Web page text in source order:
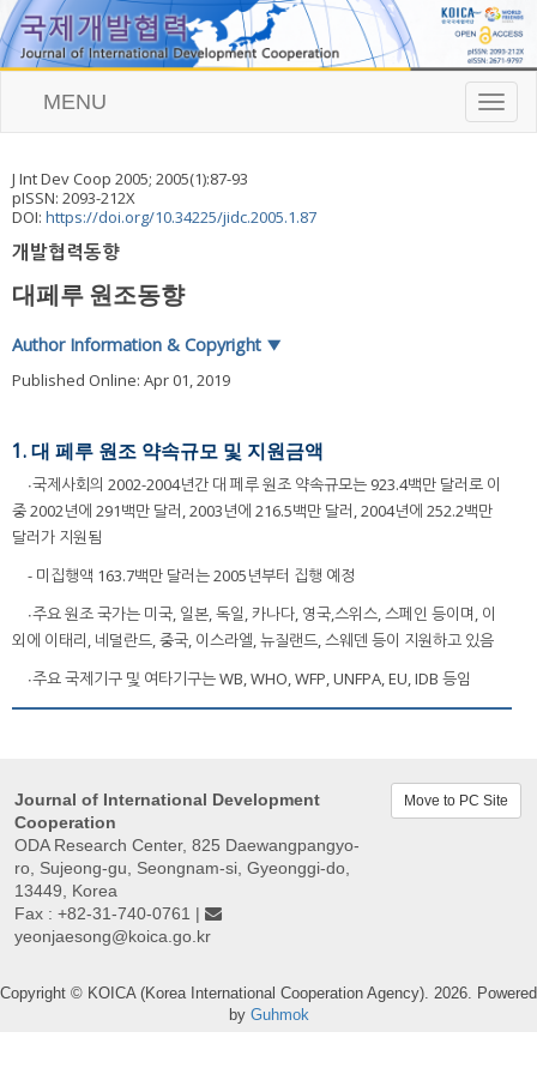
T
o
MENU
J Int Dev Coop 2005; 2005(1):87-93
pISSN: 2093-212X
DOI: https://doi.org/10.34225/jidc.2005.1.87
개발협력동향
대페루 원조동향
Author Information & Copyright ▼
Published Online: Apr 01, 2019
1. 대 페루 원조 약속규모 및 지원금액
∙국제사회의 2002-2004년간 대 페루 원조 약속규모는 923.4백만 달러로 이
중 2002년에 291백만 달러, 2003년에 216.5백만 달러, 2004년에 252.2백만
달러가 지원됨
- 미집행액 163.7백만 달러는 2005년부터 집행 예정
∙주요 원조 국가는 미국, 일본, 독일, 카나다, 영국,스위스, 스페인 등이며, 이
외에 이태리, 네덜란드, 중국, 이스라엘, 뉴질랜드, 스웨덴 등이 지원하고 있음
∙주요 국제기구 및 여타기구는 WB, WHO, WFP, UNFPA, EU, IDB 등임
Journal of International Development
Cooperation
ODA Research Center, 825 Daewangpangyo-
ro, Sujeong-gu, Seongnam-si, Gyeonggi-do,
13449, Korea
Fax : +82-31-740-0761 |
yeonjaesong@koica.go.kr
Move to PC Site
Copyright © KOICA (Korea International Cooperation Agency). 2026. Powered
by Guhmok